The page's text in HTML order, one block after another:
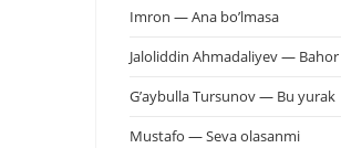
Imron — Ana bo’lmasa
Jaloliddin Ahmadaliyev — Bahor
G’aybulla Tursunov — Bu yurak
Mustafo — Seva olasanmi